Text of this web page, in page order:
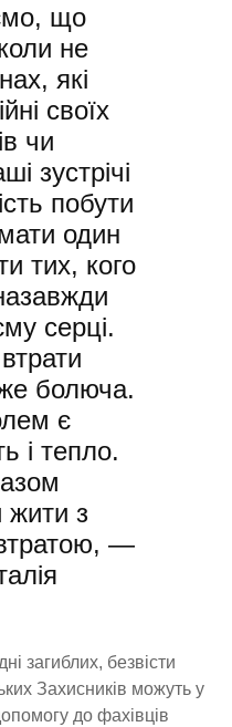
що
не
які
своїх
чи
зустрічі
побути
один
тих, кого
серці.
болюча.
є
і тепло.
жити з
—
загиблих, безвісти
Захисників можуть у
до фахівців